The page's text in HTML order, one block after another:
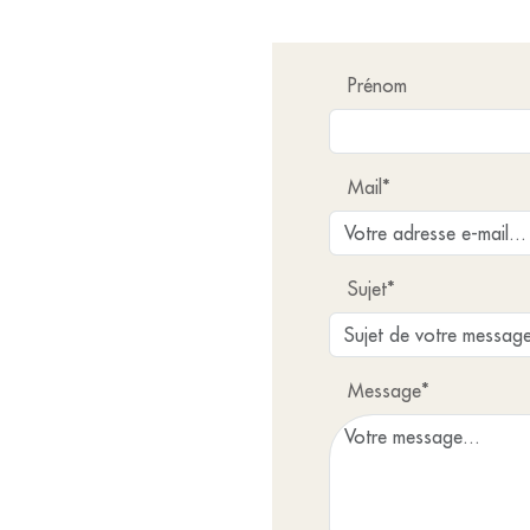
Prénom
Mail*
Sujet*
Message*